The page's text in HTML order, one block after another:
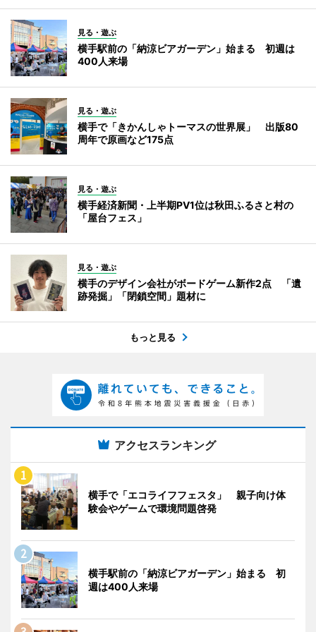
見る・遊ぶ
横手駅前の「納涼ビアガーデン」始まる 初週は
400人来場
見る・遊ぶ
横手で「きかんしゃトーマスの世界展」 出版80
周年で原画など175点
見る・遊ぶ
横手経済新聞・上半期PV1位は秋田ふるさと村の
「屋台フェス」
見る・遊ぶ
横手のデザイン会社がボードゲーム新作2点 「遺
跡発掘」「閉鎖空間」題材に
もっと見る
アクセスランキング
横手で「エコライフフェスタ」 親子向け体
験会やゲームで環境問題啓発
横手駅前の「納涼ビアガーデン」始まる 初
週は400人来場